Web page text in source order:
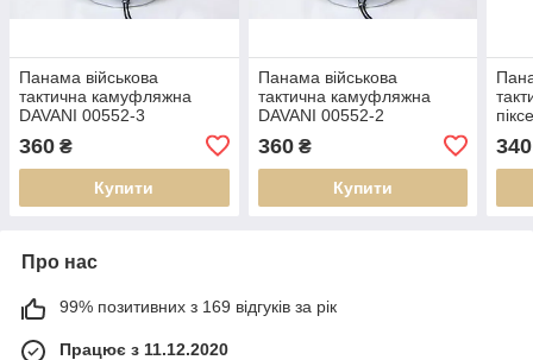
Панама військова
тактична камуфляжна
DAVANI 00552-3
360 ₴
Купити
Панама військова
тактична камуфляжна
DAVANI 00552-2
360₴
Купити
340
Про нас
99% позитивних з 169 відгуків за рік
Працює з 11.12.2020